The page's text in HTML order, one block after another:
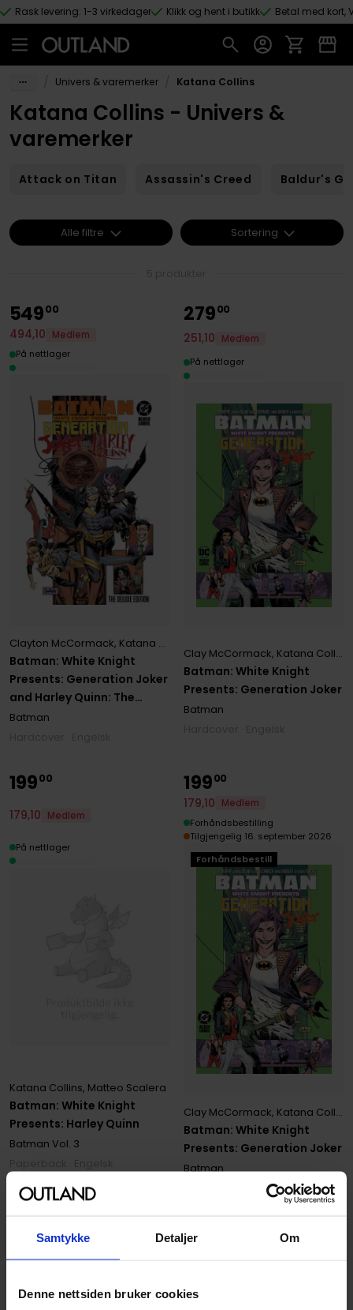
Samtykke Detaljer Om
Denne nettsiden bruker cookies
Hopp til hovedinnhold
Rask levering: 1-3 virkedager Klikk og hent i butikk Betal med kort,
Univers & varemerker Katana Collins
Katana Collins - Univers &
varemerker
Attack on Titan Assassin's Creed Baldur's
Batman: White Knight
Presents: Generation Joker
and Harley Quinn: The
Deluxe Edition
Clayton McCormack, Katana Collins
Batman
54900
494,10
Medlem
På nettlager
Batman: White Knight
Presents: Generation Joker
Clay McCormack, Katana Collins
Batman
27900
251,10
Medlem
På nettlager
Batman: White Knight
Presents: Harley Quinn
Katana Collins, Matteo Scalera
Batman Vol. 3
19900
179,10 Medlem
På nettlager
Forhåndsbestill
Batman: White Knight
Presents: Generation Joker
Clay McCormack, Katana Collins
Batman
Paperback · Engelsk
19900
179,10
Medlem
Forhåndsbestilling
Tilgjengelig 16. september 2026
279
Alle filtre Sortering